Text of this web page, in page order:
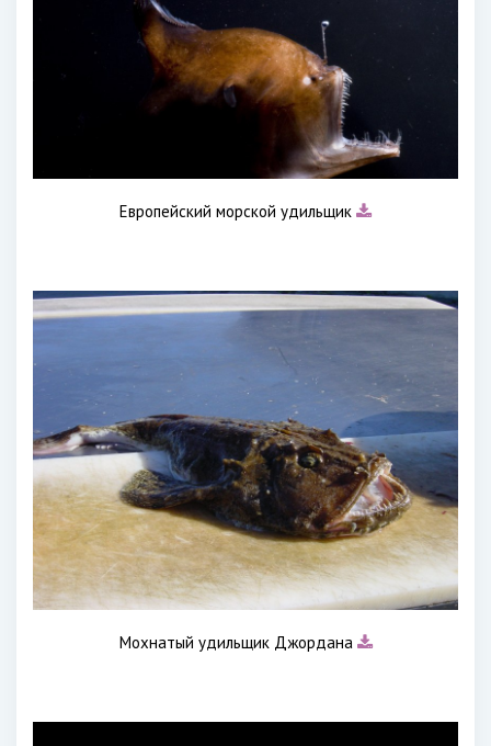
Европейский морской удильщик
Мохнатый удильщик Джордана